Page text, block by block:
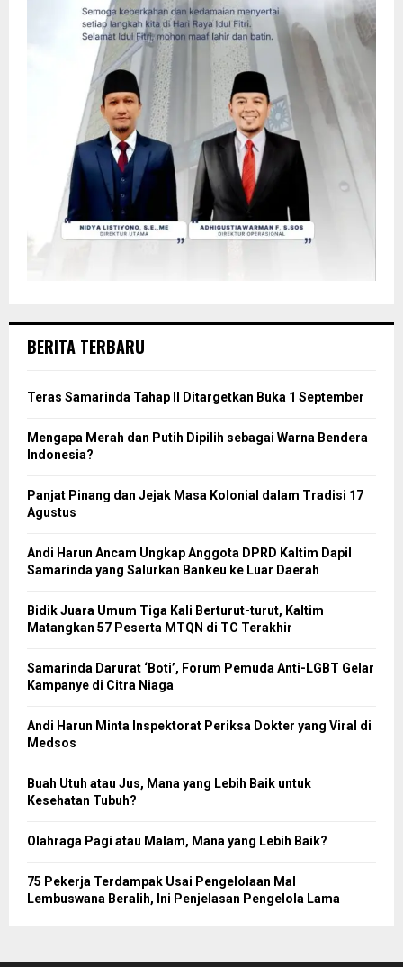
BERITA TERBARU
Teras Samarinda Tahap II Ditargetkan Buka 1 September
Mengapa Merah dan Putih Dipilih sebagai Warna Bendera
Indonesia?
Panjat Pinang dan Jejak Masa Kolonial dalam Tradisi 17
Agustus
Andi Harun Ancam Ungkap Anggota DPRD Kaltim Dapil
Samarinda yang Salurkan Bankeu ke Luar Daerah
Bidik Juara Umum Tiga Kali Berturut-turut, Kaltim
Matangkan 57 Peserta MTQN di TC Terakhir
Samarinda Darurat ‘Boti’, Forum Pemuda Anti-LGBT Gelar
Kampanye di Citra Niaga
Andi Harun Minta Inspektorat Periksa Dokter yang Viral di
Medsos
Buah Utuh atau Jus, Mana yang Lebih Baik untuk
Kesehatan Tubuh?
Olahraga Pagi atau Malam, Mana yang Lebih Baik?
75 Pekerja Terdampak Usai Pengelolaan Mal
Lembuswana Beralih, Ini Penjelasan Pengelola Lama